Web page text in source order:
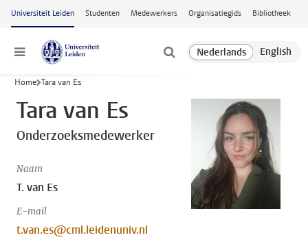
Ga naar hoofdinhoud
Universiteit Leiden Studenten Medewerkers Organisatiegids Bibliotheek
Menu
Home Tara van Es
Tara van Es
Onderzoeksmedewerker
Naam
T. van Es
E-mail
t.van.es@cml.leidenuniv.nl